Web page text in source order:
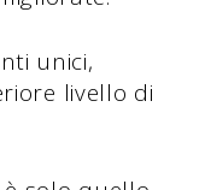
unici,
livello di